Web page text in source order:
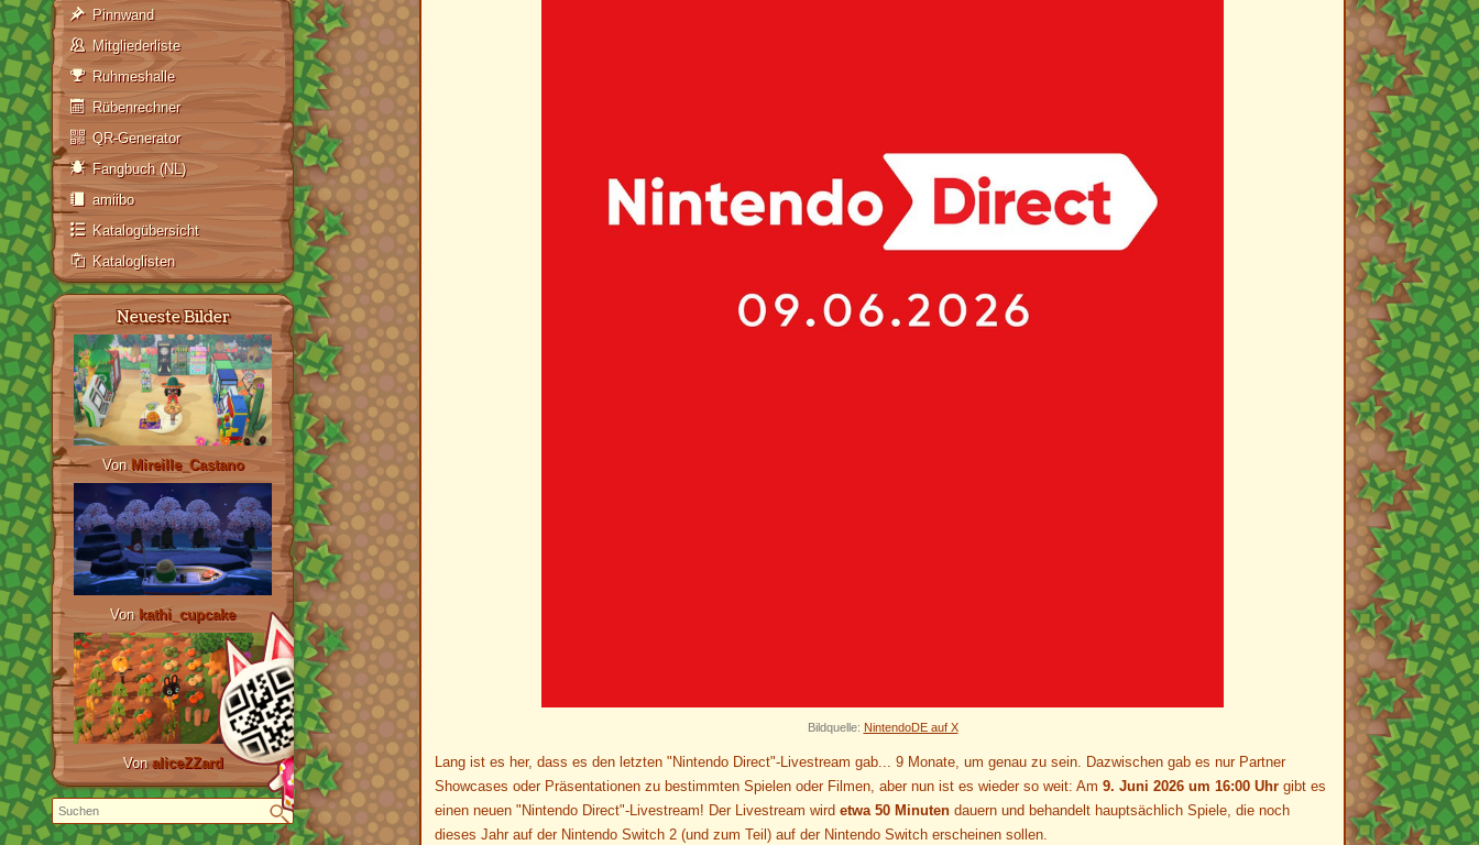
Pinnwand
Mitgliederliste
Ruhmeshalle
Rübenrechner
QR-Generator
Fangbuch (NL)
amiibo
Katalogübersicht
Kataloglisten
Neueste Bilder
Von Mireille_Castano
Von kathi_cupcake
VonaliceZZard
Bildquelle: NintendoDE auf X
Lang ist es her, dass es den letzten "Nintendo Direct"-Livestream gab... 9 Monate, um genau zu sein. Dazwischen gab es nur Partner
Showcases oder Präsentationen zu bestimmten Spielen oder Filmen, aber nun ist es wieder so weit: Am 9. Juni 2026 um 16:00 Uhr gibt es
einen neuen "Nintendo Direct"-Livestream! Der Livestream wird etwa 50 Minuten dauern und behandelt hauptsächlich Spiele, die noch
dieses Jahr auf der Nintendo Switch 2 (und zum Teil) auf der Nintendo Switch erscheinen sollen.